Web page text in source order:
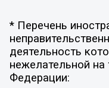
* Перечень
деятельность
нежелательной на
Федерации: